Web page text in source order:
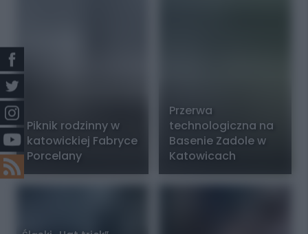
Piknik rodzinny w
katowickiej Fabryce
Porcelany
Przerwa
technologiczna na
Basenie Zadole w
Katowicach